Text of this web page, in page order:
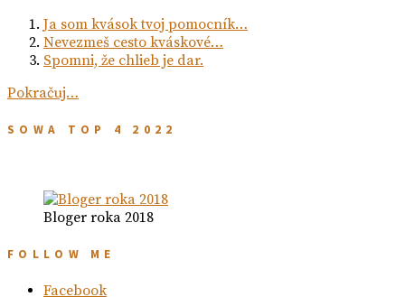
Ja som kvások tvoj pomocník…
Nevezmeš cesto kváskové…
Spomni, že chlieb je dar.
Pokračuj…
SOWA TOP 4 2022
Bloger roka 2018
FOLLOW ME
Facebook